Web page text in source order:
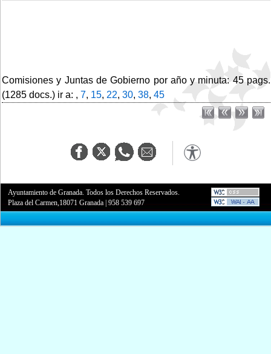
Comisiones y Juntas de Gobierno por año y minuta: 45 pags.
(1285 docs.) ir a: , 7, 15, 22, 30, 38, 45
Ayuntamiento de Granada. Todos los Derechos Reservados.
Plaza del Carmen,18071 Granada |958 539 697